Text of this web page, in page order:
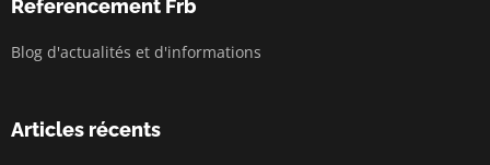
Referencement Frb
Blog d'actualités et d'informations
Articles récents